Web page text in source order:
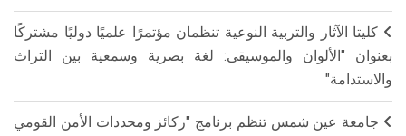
كليتا الآثار والتربية النوعية تنظمان مؤتمرًا علميًا دوليًا مشتركًا
بعنوان "الألوان والموسيقى: لغة بصرية وسمعية بين التراث
والاستدامة"
جامعة عين شمس تنظم برنامج "ركائز ومحددات الأمن القومي